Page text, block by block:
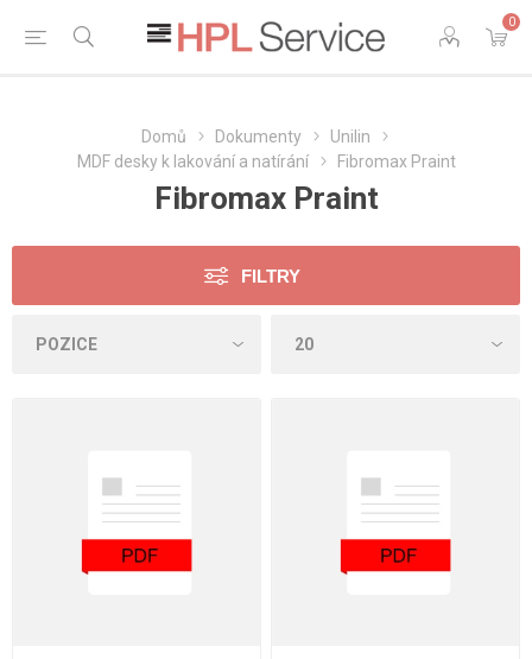
0
Domů Dokumenty
Unilin
MDF desky k lakování a natírání
Fibromax Praint
Fibromax Praint
FILTRY